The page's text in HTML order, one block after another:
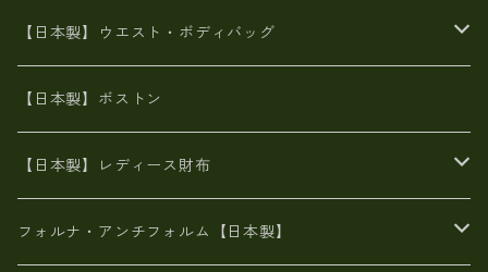
豊岡製
Ａ3サイズ
オイルレザー
エナメル
がま口
リネン
メタリック
スエード
6号蝋引き帆布
火山灰染めバッグ
8号帆布
財布ポシェット
牛革
メタリック
オイルレザー
６号蝋引き帆布
帆布
豊岡
豊岡製
牛革
日本製
【日本製】ウエスト・ボディバッグ
帆布
【日本製】ボストン
【日本製】レディース財布
二つ折り財布
フォルナ・アンチフォルム【日本製】